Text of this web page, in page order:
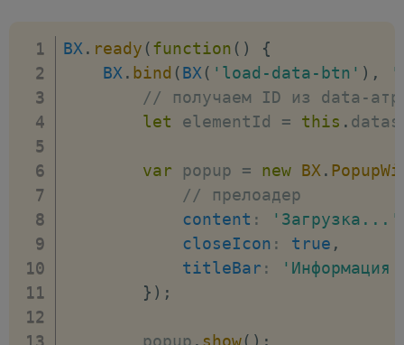
BX . ready (function ( )
{
BX . bind (BX ( 'load-data-btn' ) ,
// получаем ID из data-
let elementId = this .
var popup = new BX .
// прелоадер
content : 'Загрузка...'
closeIcon : true ,
titleBar :
'Информация
} ) ;
        popup
. show( ) ;